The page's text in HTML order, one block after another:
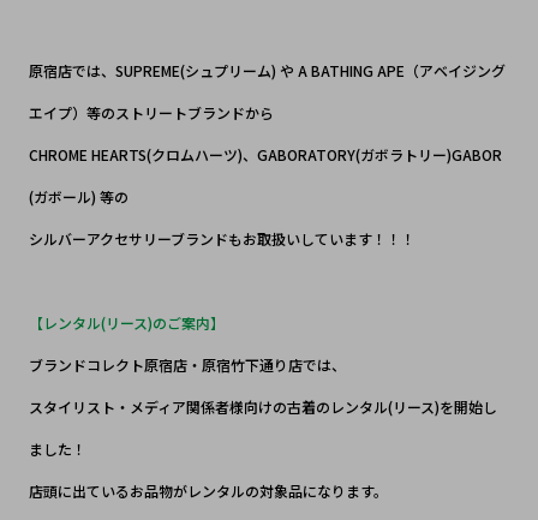
原宿店では、SUPREME(シュプリーム) や A BATHING APE（アベイジング
エイプ）等のストリートブランドから
CHROME HEARTS(クロムハーツ)、GABORATORY(ガボラトリー)GABOR
(ガボール) 等の
シルバーアクセサリーブランドもお取扱いしています！！！
【レンタル(リース)のご案内】
ブランドコレクト原宿店・原宿竹下通り店では、
スタイリスト・メディア関係者様向けの古着のレンタル(リース)を開始し
ました！
店頭に出ているお品物がレンタルの対象品になります。